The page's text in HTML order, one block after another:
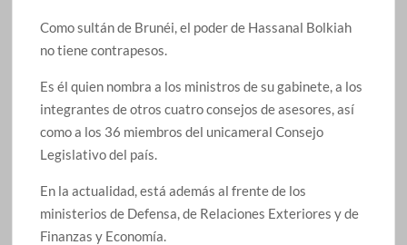
Como sultán de Brunéi, el poder de Hassanal Bolkiah
no tiene contrapesos.
Es él quien nombra a los ministros de su gabinete, a los
integrantes de otros cuatro consejos de asesores, así
como a los 36 miembros del unicameral Consejo
Legislativo del país.
En la actualidad, está además al frente de los
ministerios de Defensa, de Relaciones Exteriores y de
Finanzas y Economía.